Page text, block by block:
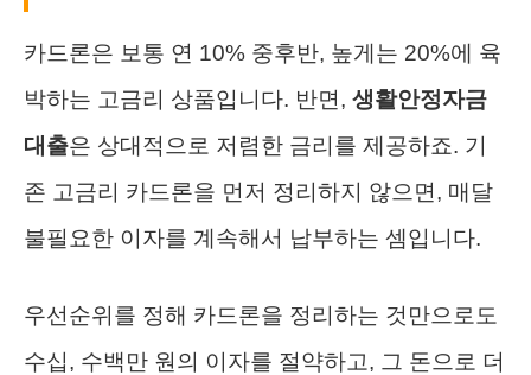
카드론은 보통 연 10% 중후반, 높게는 20%에 육
박하는 고금리 상품입니다. 반면, 생활안정자금
대출은 상대적으로 저렴한 금리를 제공하죠. 기
존 고금리 카드론을 먼저 정리하지 않으면, 매달
불필요한 이자를 계속해서 납부하는 셈입니다.
우선순위를 정해 카드론을 정리하는 것만으로도
수십, 수백만 원의 이자를 절약하고, 그 돈으로 더